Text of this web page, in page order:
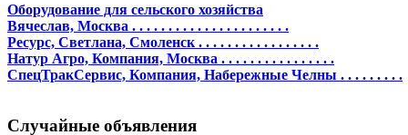
Оборудование для сельского хозяйства
Вячеслав, Москва . . . . . . . . . . . . . . . . . . . . . .
Ресурс, Светлана, Смоленск . . . . . . . . . . . . . . . . .
Натур Агро, Компания, Москва . . . . . . . . . . . . . . . .
СпецТракСервис, Компания, Набережные Челны . . . . . . . . .
Случайные объявления